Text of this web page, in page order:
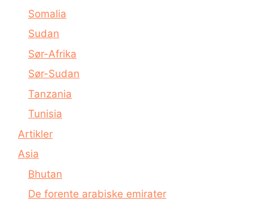
Somalia
Sudan
Sør-Afrika
Sør-Sudan
Tanzania
Tunisia
Artikler
Asia
Bhutan
De forente arabiske emirater